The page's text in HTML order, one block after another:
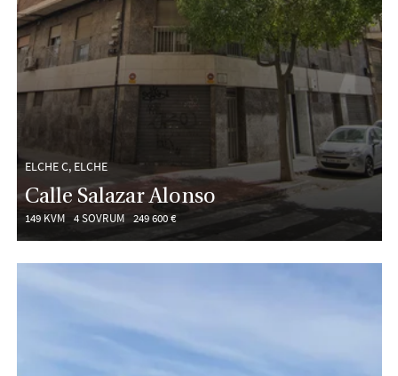
ELCHE C, ELCHE
Calle Salazar Alonso
149 KVM 4 SOVRUM 249 600 €